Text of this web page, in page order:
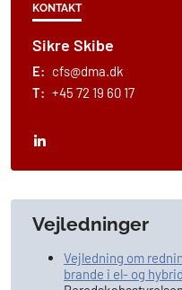
KONTAKT
Sikre Skibe
E: cfs@dma.dk
T: +45 72 19 60 17
Vejledninger
Vejledning om
brande i el- og